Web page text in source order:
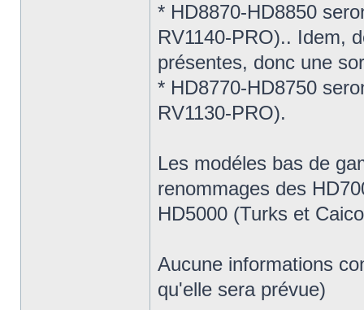
* HD8870-HD8850
RV1140-PRO).. Idem,
présentes, donc une
* HD8770-HD8750
RV1130-PRO).
Les modéles bas de
renommages des
HD5000 (Turks et
Aucune informations
qu'elle sera prévue)